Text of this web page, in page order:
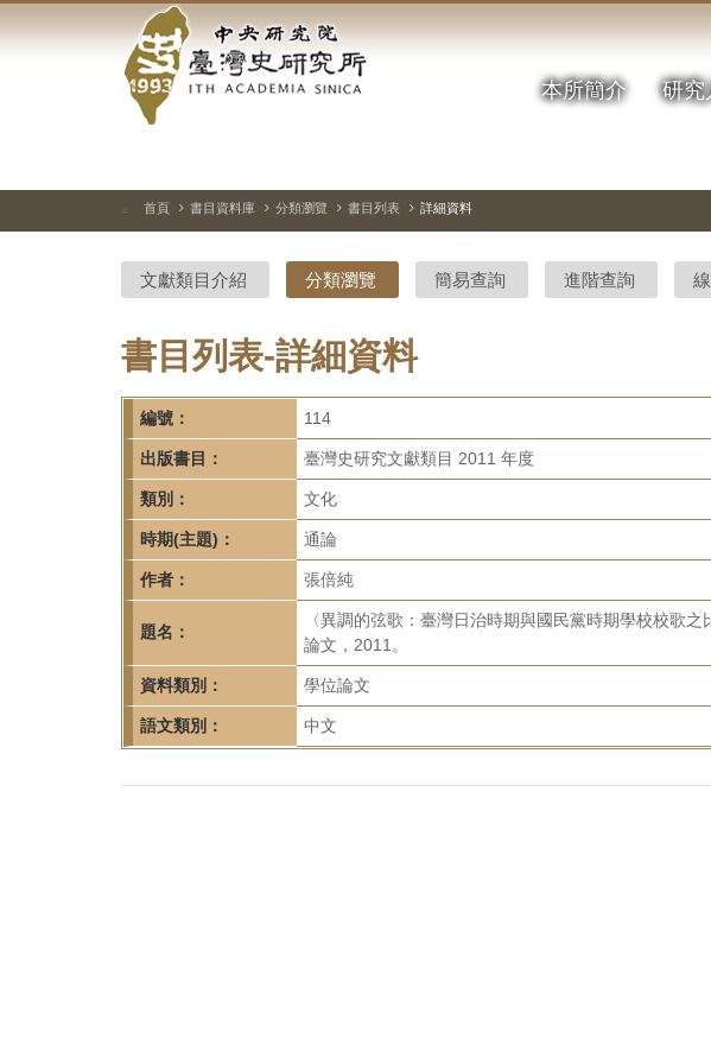
到
中
央
研
院-
臺
灣
史
研
究
所-
首
頁
本所簡介 研究
::: 首頁 書目資料庫 分類瀏覽 書目列表 詳細資料
文獻類目介紹 分類瀏覽 簡易查詢 進階查詢
書目列表-詳細資料
編號： 114
出版書目： 臺灣史研究文獻類目 2011 年度
類別： 文化
時期(主題)： 通論
作者： 張倍純
題名：
〈異調的弦歌：臺灣日治時期與國民黨時期學校校歌
論文，2011。
資料類別： 學位論文
語文類別： 中文